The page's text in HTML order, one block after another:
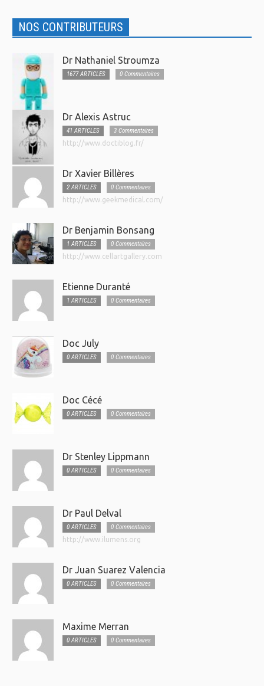
NOS CONTRIBUTEURS
Dr Nathaniel Stroumza
1677 ARTICLES 0 Commentaires
Dr Alexis Astruc
41 ARTICLES
3 Commentaires
http://www.doctiblog.fr/
Dr Xavier Billères
2 ARTICLES
0 Commentaires
http://www.geekmedical.com/
Dr Benjamin Bonsang
1 ARTICLES
0 Commentaires
http://www.cellartgallery.com
Etienne Duranté
1 ARTICLES 0 Commentaires
Doc July
0 ARTICLES 0 Commentaires
Doc Cécé
0 ARTICLES 0 Commentaires
Dr Stenley Lippmann
0 ARTICLES 0 Commentaires
Dr Paul Delval
0 ARTICLES
0 Commentaires
http://www.ilumens.org
Dr Juan Suarez Valencia
0 ARTICLES 0 Commentaires
Maxime Merran
0 ARTICLES 0 Commentaires